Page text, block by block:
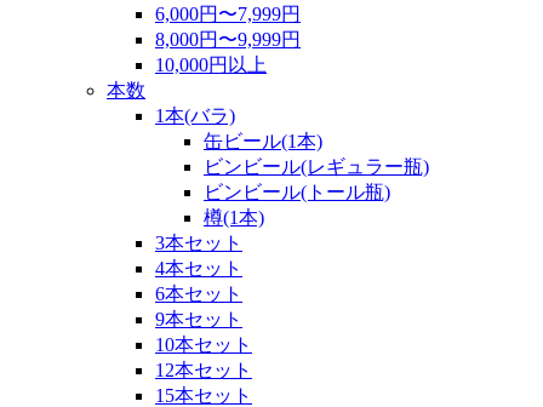
6,000円〜7,999円
8,000円〜9,999円
10,000円以上
本数
1本(バラ)
缶ビール(1本)
ビンビール(レギュラー瓶)
ビンビール(トール瓶)
樽(1本)
3本セット
4本セット
6本セット
9本セット
10本セット
12本セット
15本セット